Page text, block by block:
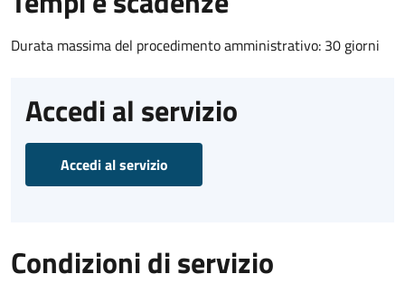
Durata massima del procedimento amministrativo: 30 giorni
Accedi al servizio
Accedi al servizio
Condizioni di servizio